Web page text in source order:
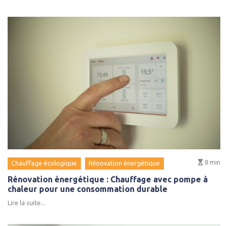
Chauffage écologique Rénovation énergétique 8 min
Rénovation énergétique : Chauffage avec pompe à
chaleur pour une consommation durable
Lire la suite...